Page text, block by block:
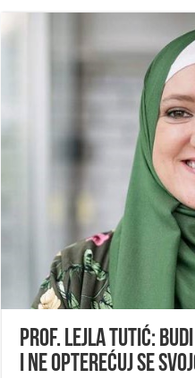
Prof. Lejla Tutić:
i ne opterećuj se